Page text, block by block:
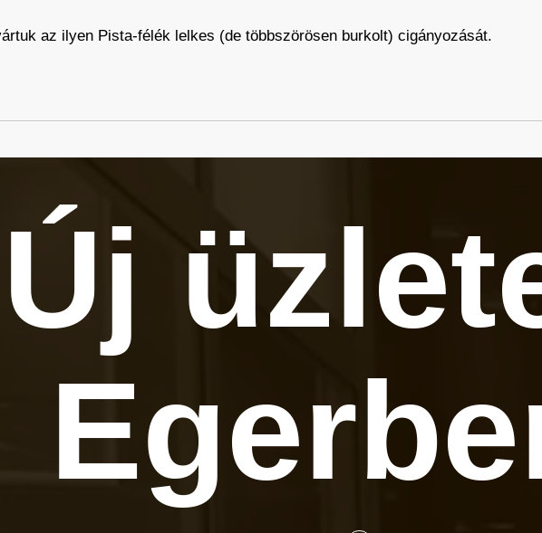
az ilyen Pista-félék lelkes (de többszörösen burkolt) cigányozását.
Új